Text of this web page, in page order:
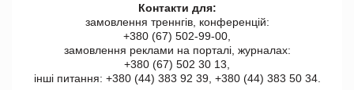
Контакти для:
замовлення треннгів, конференцій:
+380 (67) 502-99-00,
замовлення реклами на порталі, журналах:
+380 (67) 502 30 13,
інші питання: +380 (44) 383 92 39, +380 (44) 383 50 34.